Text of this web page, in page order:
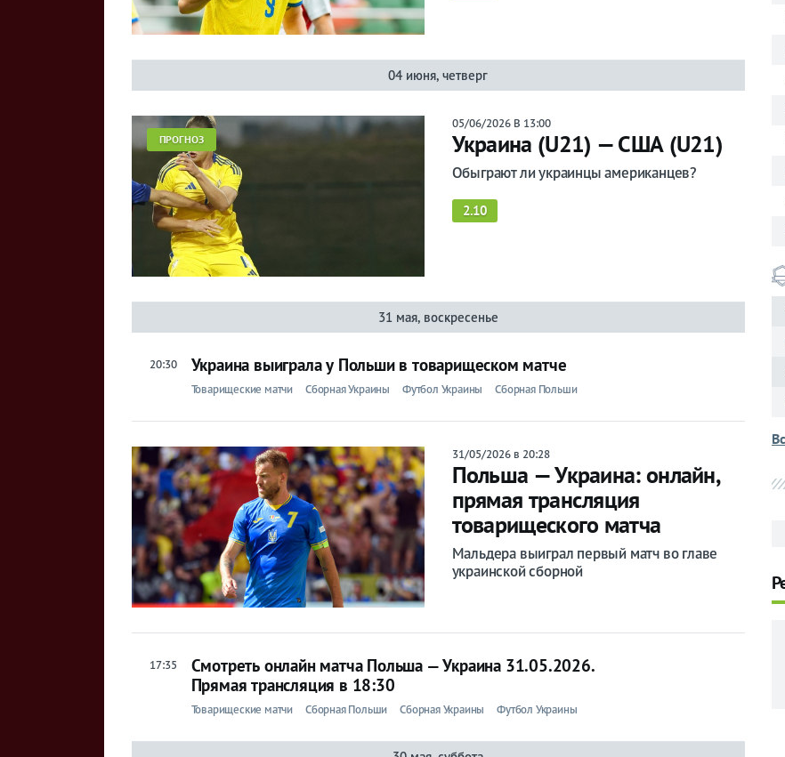
04 июня, четверг
ПРОГНОЗ
05/06/2026 В 13:00
Украина (U21) — США (U21)
Обыграют ли украинцы американцев?
2.10
31 мая, воскресенье
20:30 Украина выиграла у Польши в товарищеском матче
Товарищеские матчи Сборная Украины Футбол Украины Сборная Польши
31/05/2026 в 20:28
Польша — Украина: онлайн,
прямая трансляция
товарищеского матча
Мальдера выиграл первый матч во главе
украинской сборной
17:35
Смотреть онлайн матча Польша — Украина 31.05.2026.
Прямая трансляция в 18:30
Товарищеские матчи Сборная Польши Сборная Украины Футбол Украины